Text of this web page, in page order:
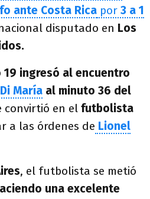
ante Costa Rica por 3 a 1
disputado en Los
ingresó al encuentro
María al minuto 36 del
convirtió en el futbolista
a las órdenes de Lionel
, el futbolista se metió
una excelente